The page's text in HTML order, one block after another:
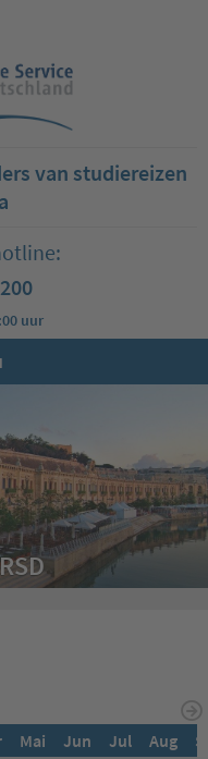
van studiereizen
uur
Mai Jun Jul Aug